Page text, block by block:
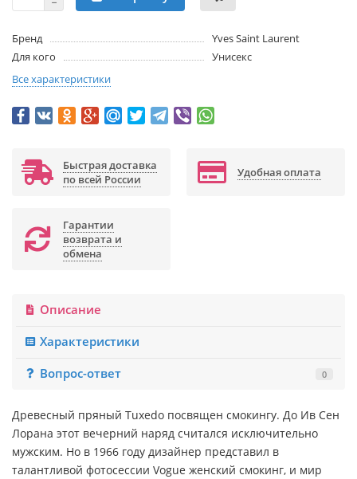
Бренд
Yves Saint Laurent
Для кого
Унисекс
Все характеристики
Быстрая доставка
по всей России
Удобная оплата
Гарантии
возврата и
обмена
Описание
Характеристики
Вопрос-ответ
0
Древесный пряный Tuxedo посвящен смокингу. До Ив Сен
Лорана этот вечерний наряд считался исключительно
мужским. Но в 1966 году дизайнер представил в
талантливой фотосессии Vogue женский смокинг, и мир